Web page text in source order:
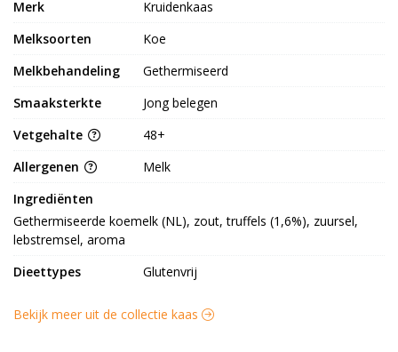
Merk
Kruidenkaas
Melksoorten
Koe
Melkbehandeling
Gethermiseerd
Smaaksterkte
Jong belegen
Vetgehalte
48+
Allergenen
Melk
Ingrediënten
Gethermiseerde koemelk (NL), zout, truffels (1,6%), zuursel,
lebstremsel, aroma
Dieettypes
Glutenvrij
Bekijk meer uit de collectie kaas